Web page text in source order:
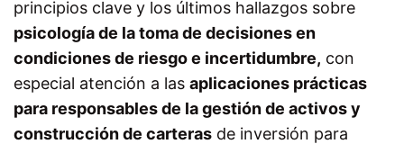
principios clave y los últimos hallazgos sobre
psicología de la toma de decisiones en
condiciones de riesgo e incertidumbre, con
especial atención a las aplicaciones prácticas
para responsables de la gestión de activos y
construcción de carteras de inversión para